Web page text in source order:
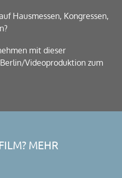
Hausmessen, Kongressen,
mit dieser
Videoproduktion zum
MEHR